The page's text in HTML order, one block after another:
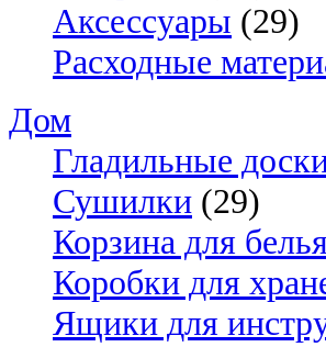
Аксессуары (29)
Расходные
Дом
Гладильные
Сушилки (29)
Корзина для
Коробки для
Ящики для